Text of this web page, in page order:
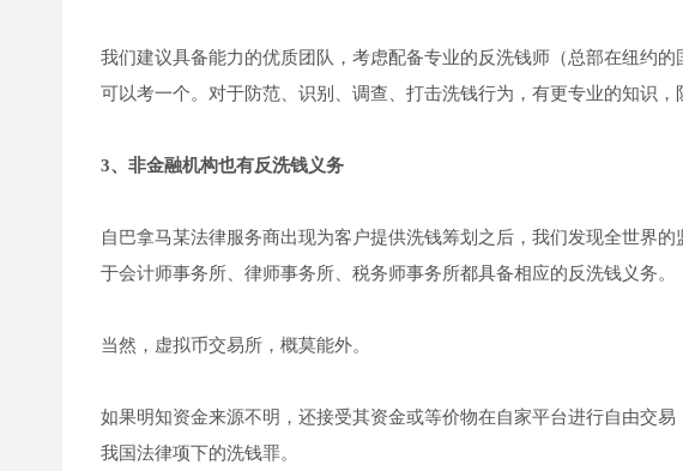
我们建议具备能力的优质团队，考虑配备专业的反洗钱师（总部在纽约
可以考一个。对于防范、识别、调查、打击洗钱行为，有更专业的知识，
3、非金融机构也有反洗钱义务
自巴拿马某法律服务商出现为客户提供洗钱筹划之后，我们发现全世界
于会计师事务所、律师事务所、税务师事务所都具备相应的反洗钱义务。
当然，虚拟币交易所，概莫能外。
如果明知资金来源不明，还接受其资金或等价物在自家平台进行自由交
我国法律项下的洗钱罪。